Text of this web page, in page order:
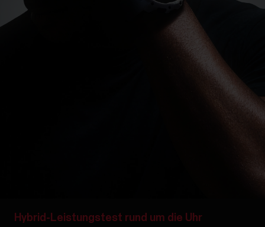
Hybrid-Leistungstest rund um die Uhr